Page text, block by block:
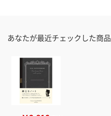
あなたが最近チェックした商品